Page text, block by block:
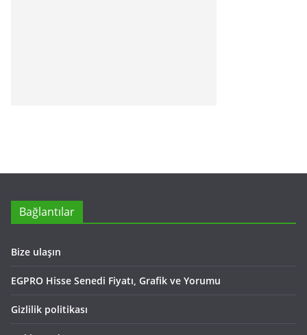
Bağlantılar
Bize ulaşın
EGPRO Hisse Senedi Fiyatı, Grafik ve Yorumu
Gizlilik politikası